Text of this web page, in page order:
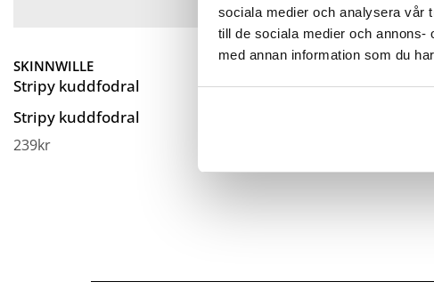
sociala medier och analysera vår
till de sociala medier och
med annan information som du
SKINNWILLE
Stripy kuddfodral
Stripy kuddfodral
239kr